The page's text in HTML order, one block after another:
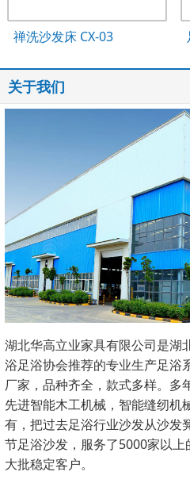
禅洗沙发床 CX-03
关于我们
湖北华高立业家具有限公司是湖
浴足浴协会推荐的专业生产足浴
厂家，品种齐全，款式多样。多
先进智能木工机械，智能缝纫机
有，把过去足浴行业沙发从沙发
节足浴沙发，服务了5000家以
大批稳定客户。